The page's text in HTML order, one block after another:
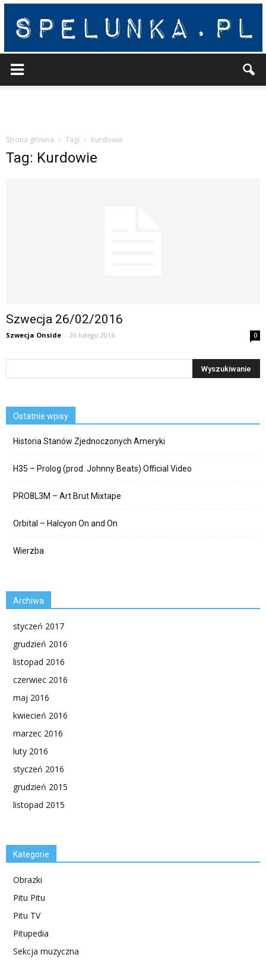
Strona główna Tagi Kurdowie
Tag: Kurdowie
Szwecja 26/02/2016
Szwecja Onside - 26 lutego 2016 0
Ostatnie wpisy
Historia Stanów Zjednoczonych Ameryki
H35 – Prolog (prod. Johnny Beats) Official Video
PRO8L3M – Art Brut Mixtape
Orbital – Halcyon On and On
Wierzba
Archiwa
styczeń 2017
grudzień 2016
listopad 2016
czerwiec 2016
maj 2016
kwiecień 2016
marzec 2016
luty 2016
styczeń 2016
grudzień 2015
listopad 2015
Kategorie
Obrazki
Pitu Pitu
Pitu TV
Pitupedia
Sekcja muzyczna